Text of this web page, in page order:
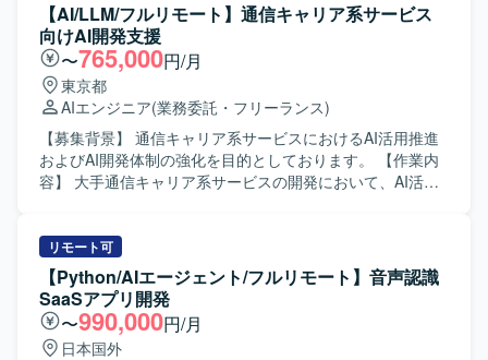
【AI/LLM/フルリモート】通信キャリア系サービス
向けAI開発支援
〜765,000円/月
東京都
AIエンジニア(業務委託・フリーランス)
【募集背景】 通信キャリア系サービスにおけるAI活用推進
およびAI開発体制の強化を目的としております。 【作業内
容】 大手通信キャリア系サービスの開発において、AI活用
動開発の実現に向けた技術検証や課題解決を推進いただき
ます。 想定される具体的な作業としては、ローカル環境構
築、AI/LLMアプリケーションの開発、AIテストおよび評
価、既存プロジェクトの引き継ぎおよび継続対応、クライ
アントの運用に沿ったプロジェクト推進などがあります。
【求める人物像】 AI/LLM領域の技術トレンドに関心を持
リモート可
【Python/AIエージェント/フルリモート】音声認識
SaaSアプリ開発
〜990,000円/月
日本国外